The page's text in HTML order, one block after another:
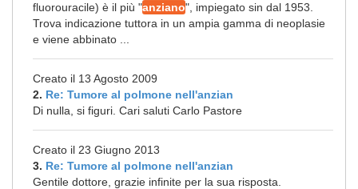
fluorouracile) è il più "anziano", impiegato sin dal 1953.
Trova indicazione tuttora in un ampia gamma di neoplasie
e viene abbinato ...
Creato il 13 Agosto 2009
2. Re: Tumore al polmone nell'anzian
Di nulla, si figuri. Cari saluti Carlo Pastore
Creato il 23 Giugno 2013
3. Re: Tumore al polmone nell'anzian
Gentile dottore, grazie infinite per la sua risposta.